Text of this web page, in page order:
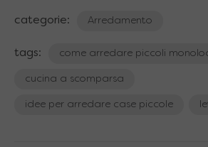
categorie: Arredamento
tags: come arredare piccoli
cucina a scomparsa
idee per arredare case piccole